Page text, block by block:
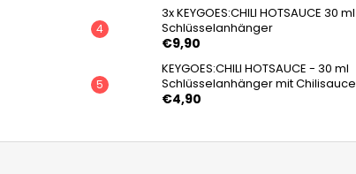
3x KEYGOES:CHILI HOTSAUCE 30 ml
Schlüsselanhänger
€9,90
KEYGOES:CHILI HOTSAUCE - 30 ml
Schlüsselanhänger mit Chilisauce
€4,90
F